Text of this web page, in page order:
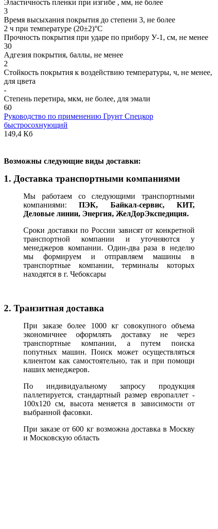
Эластичность пленки при изгибе , мм, не более
3
Время высыхания покрытия до степени 3, не более
2 ч при температуре (20±2)°С
Прочность покрытия при ударе по прибору У-1, см, не менее
30
Адгезия покрытия, баллы, не менее
2
Стойкость покрытия к воздействию температуры, ч, не менее,
для цвета
-
Степень перетира, мкм, не более, для эмали
60
Руководство по применению Грунт Спецкор
быстросохнующий
149,4 Кб
Возможны следующие виды доставки:
1. Доставка транспортными компаниями
Мы работаем со следующими транспортными
компаниями:ПЭК, Байкал-сервис, КИТ,
Деловые линии, Энергия, ЖелДорЭкспедиция.
Сроки доставки по России зависят от конкретной
транспортной компании и уточняются у
менеджеров компании. Один-два раза в неделю
мы формируем и отправляем машины в
транспортные компании, терминалы которых
находятся в г. Чебоксары
2. Транзитная доставка
При заказе более 1000 кг совокупного объема
экономичнее оформлять доставку не через
транспортные компании, а путем поиска
попутных машин. Поиск может осуществляться
клиентом как самостоятельно, так и при помощи
наших менеджеров.
По индивидуальному запросу продукция
паллетируется, стандартный размер европаллет -
100х120 см, высота меняется в зависимости от
выбранной фасовки.
При заказе от 600 кг возможна доставка в Москву
и Московскую область